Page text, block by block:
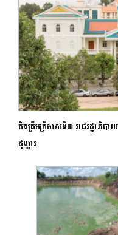
គិតត្រឹមត្រីមាសទី៣ រាជរដ្ឋាភិប
ដុល្លារ